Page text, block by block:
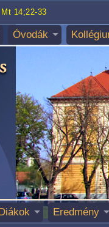
Mt 14;22-33
Óvodák
Eredmény